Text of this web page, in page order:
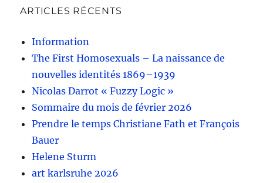
ARTICLES RÉCENTS
Information
The First Homosexuals – La naissance de
nouvelles identités 1869–1939
Nicolas Darrot « Fuzzy Logic »
Sommaire du mois de février 2026
Prendre le temps Christiane Fath et François
Bauer
Helene Sturm
art karlsruhe 2026